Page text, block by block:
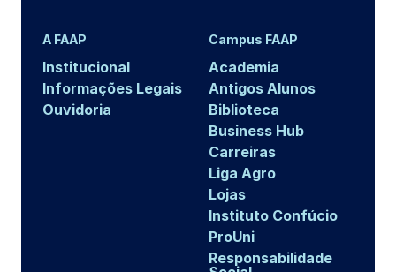
A FAAP
Institucional
Informações Legais
Ouvidoria
Campus FAAP
Academia
Antigos Alunos
Biblioteca
Business Hub
Carreiras
Liga Agro
Lojas
Instituto Confúcio
ProUni
Responsabilidade